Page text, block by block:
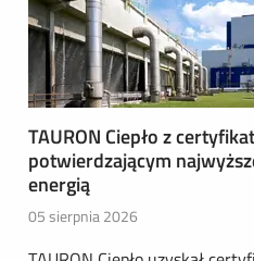
TAURON Ciepło z
potwierdzającym
energią
05 sierpnia 2026